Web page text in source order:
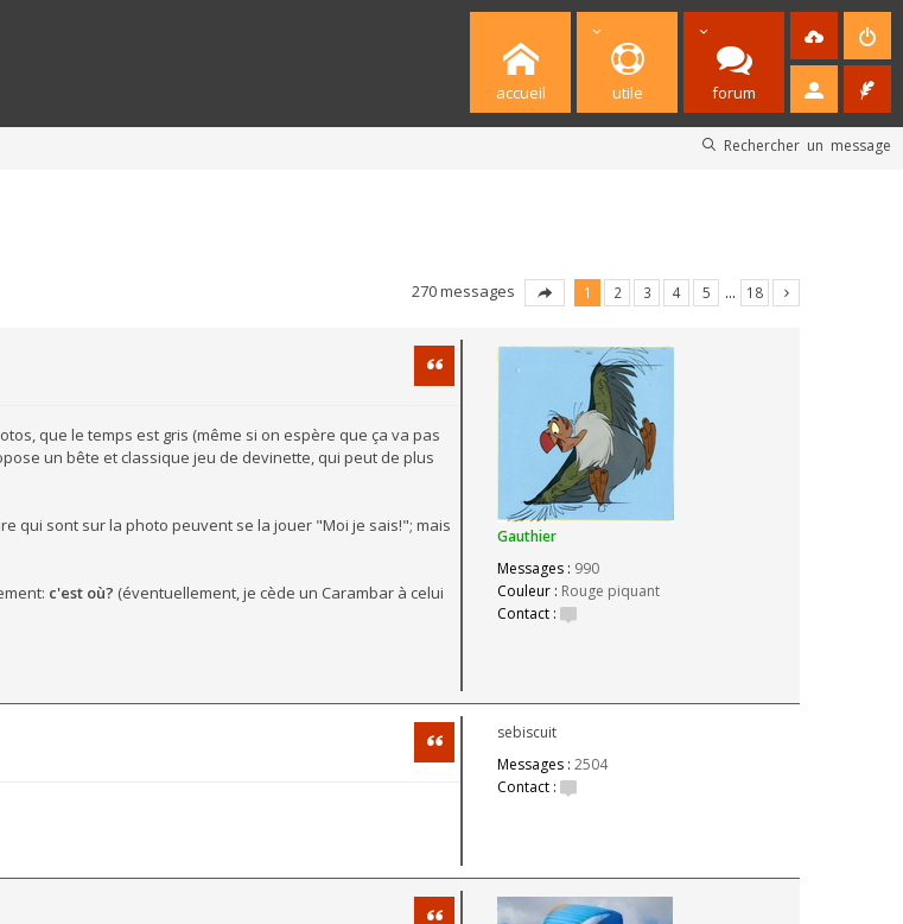
accueil utile forum
Rechercher un message
270 messages 1 2 3 4 5 … 18
Gauthier
Messages : 990
Couleur : Rouge piquant
Contact :
Citation
que le temps est gris (même si on espère que ça va pas
un bête et classique jeu de devinette, qui peut de plus
qui sont sur la photo peuvent se la jouer "Moi je sais!"; mais
c'est où? (éventuellement, je cède un Carambar à celui
sebiscuit
Messages : 2504
Contact :
Citation
Citation